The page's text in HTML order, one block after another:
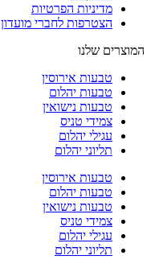
מדיניות הפרטיות
הצטרפות לחברי מועדון
המוצרים שלנו
טבעות אירוסין
טבעות יהלום
טבעות נישואין
צמידי טניס
עגילי יהלום
תליוני יהלום
טבעות אירוסין
טבעות יהלום
טבעות נישואין
צמידי טניס
עגילי יהלום
תליוני יהלום